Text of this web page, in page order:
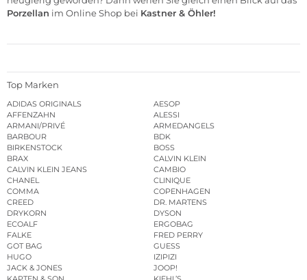
Porzellan im Online Shop bei Kastner & Öhler!
Top Marken
ADIDAS ORIGINALS
AESOP
AFFENZAHN
ALESSI
ARMANI/PRIVÉ
ARMEDANGELS
BARBOUR
BDK
BIRKENSTOCK
BOSS
BRAX
CALVIN KLEIN
CALVIN KLEIN JEANS
CAMBIO
CHANEL
CLINIQUE
COMMA
COPENHAGEN
CREED
DR. MARTENS
DRYKORN
DYSON
ECOALF
ERGOBAG
FALKE
FRED PERRY
GOT BAG
GUESS
HUGO
IZIPIZI
JACK & JONES
JOOP!